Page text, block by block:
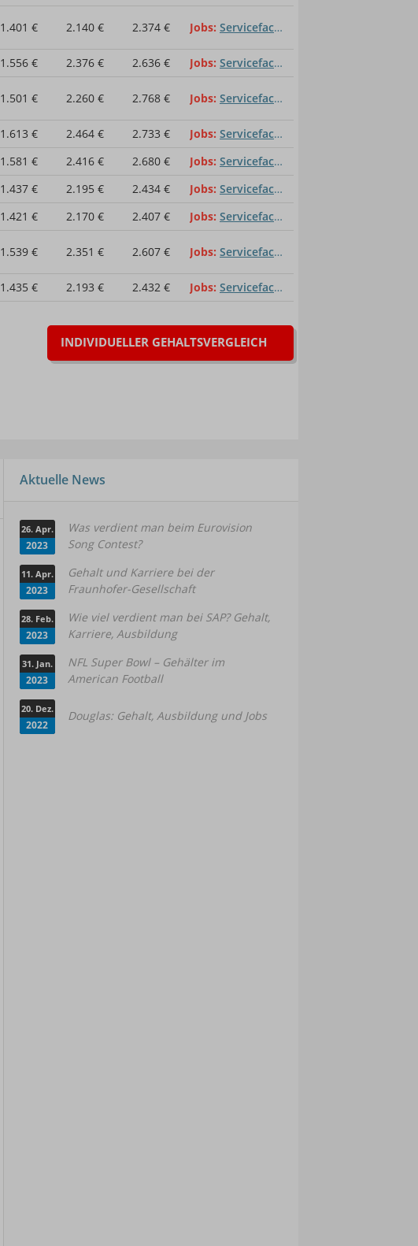
1.401 € 2.140 € 2.374 € Jobs Servicefachkraft für Dialogmarketing
1.556 € 2.376 € 2.636 € Jobs Servicefachkraft für Dialogmarketing
1.501 € 2.260 € 2.768 € Jobs Servicefachkraft für Dialogmarketing
1.613 € 2.464 € 2.733 € Jobs Servicefachkraft für Dialogmarketing
1.581 € 2.416 € 2.680 € Jobs Servicefachkraft für Dialogmarketing
1.437 € 2.195 € 2.434 € Jobs Servicefachkraft für Dialogmarketing
1.421 € 2.170 € 2.407 € Jobs Servicefachkraft für Dialogmarketing
1.539 € 2.351 € 2.607 € Jobs Servicefachkraft für Dialogmarketing
1.435 € 2.193 € 2.432 € Jobs Servicefachkraft für Dialogmarketing
INDIVIDUELLER GEHALTSVERGLEICH
Aktuelle News
26. Apr.
2023
Was verdient man beim Eurovision
Song Contest?
11. Apr.
2023
Gehalt und Karriere bei der
Fraunhofer-Gesellschaft
28. Feb.
2023
Wie viel verdient man bei SAP? Gehalt,
Karriere, Ausbildung
31. Jan.
2023
NFL Super Bowl – Gehälter im
American Football
20. Dez.
2022
Douglas: Gehalt, Ausbildung und Jobs